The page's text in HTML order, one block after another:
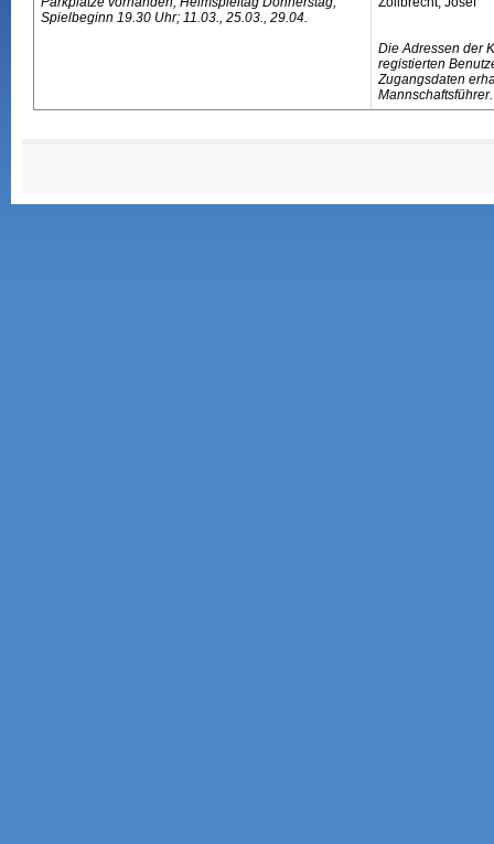
Spielbeginn 19.30 Uhr; 11.03., 25.03., 29.04.
Die Adressen der
registierten
Zugangsdaten
Mannschaftsführer.